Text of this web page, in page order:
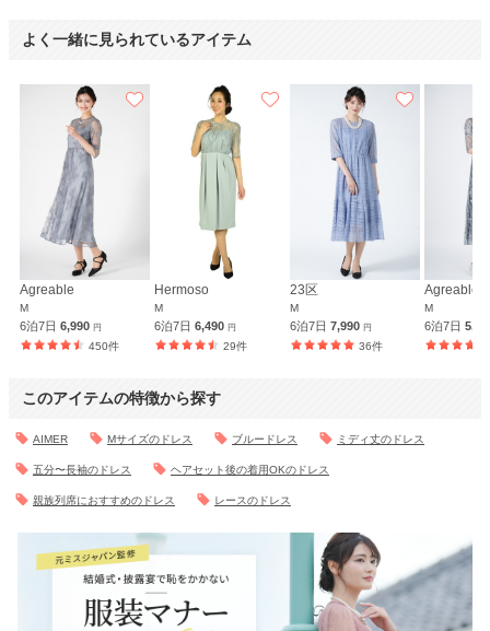
よく一緒に見られているアイテム
Agreable
M
6泊7日 6,990 円
450件
Hermoso
M
6泊7日6,490円
29件
23区
M
6泊7日 7,990 円
36件
Agreable
M
6泊7日
このアイテムの特徴から探す
AIMER Mサイズのドレス ブルードレス ミディ丈のドレス
五分〜長袖のドレス ヘアセット後の着用OKのドレス
親族列席におすすめのドレス レースのドレス